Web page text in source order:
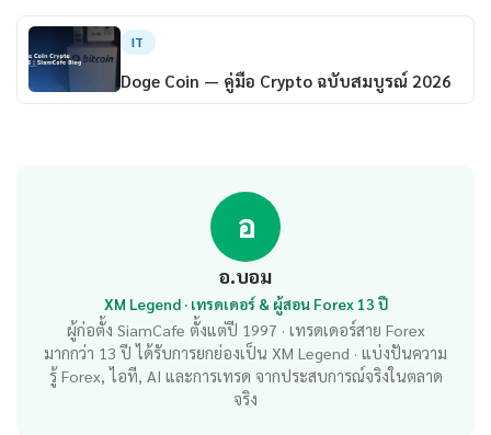
IT
Doge Coin — คู่มือ Crypto ฉบับสมบูรณ์ 2026
อ
อ.บอม
XM Legend · เทรดเดอร์ & ผู้สอน Forex 13 ปี
ผู้ก่อตั้ง SiamCafe ตั้งแต่ปี 1997 · เทรดเดอร์สาย Forex
มากกว่า 13 ปี ได้รับการยกย่องเป็น XM Legend · แบ่งปันความ
รู้ Forex, ไอที, AI และการเทรด จากประสบการณ์จริงในตลาด
จริง